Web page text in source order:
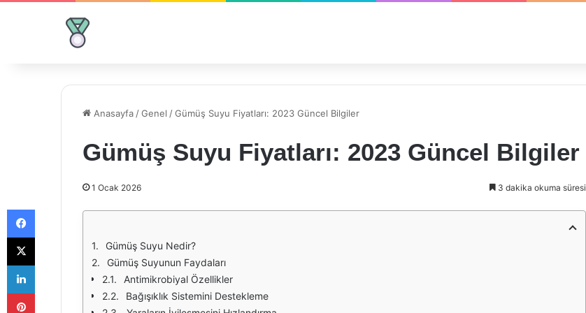
Anasayfa /Genel /Gümüş Suyu Fiyatları: 2023 Güncel Bilgiler
Gümüş Suyu Fiyatları: 2023 Güncel Bilgiler
1 Ocak 2026 3 dakika okuma süresi
Gümüş Suyu Nedir?
Gümüş Suyunun Faydaları
Antimikrobiyal Özellikler
Bağışıklık Sistemini Destekleme
Facebook
X
LinkedIn
Pinterest